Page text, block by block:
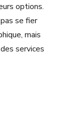
options.
se fier
mais
services